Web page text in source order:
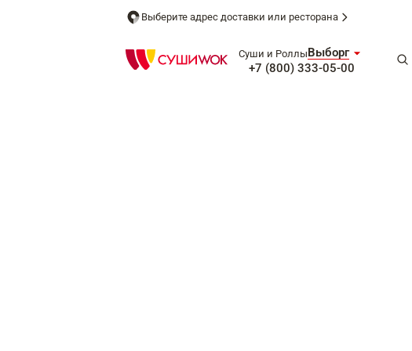
Выберите адрес доставки или ресторана
Суши и РоллыВыборг
+7 (800) 333-05-00